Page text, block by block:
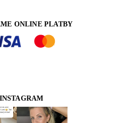
ONLINE PLATBY
INSTAGRAM